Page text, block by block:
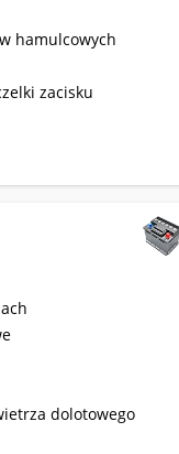
hamulcowych
zacisku
dolotowego